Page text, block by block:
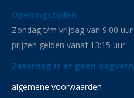
Openingstijden
Zondag t/m vrijdag van 9:00
prijzen gelden vanaf 13:15 uur.
Zaterdag is er geen
algemene voorwaarden